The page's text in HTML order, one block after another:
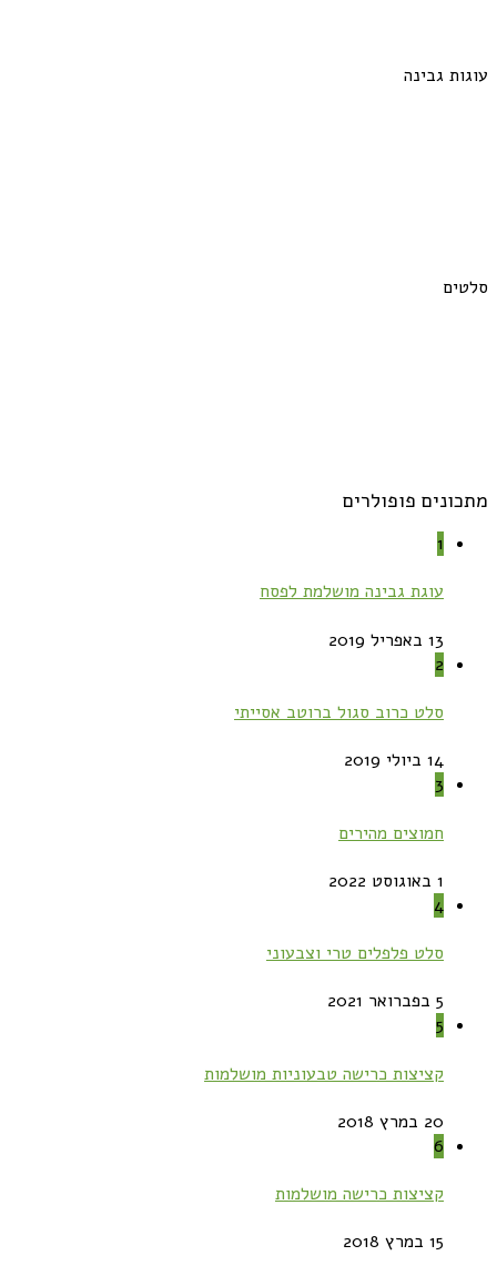
עוגות גבינה
סלטים
מתכונים פופולרים
1
עוגת גבינה מושלמת לפסח
13 באפריל 2019
2
סלט כרוב סגול ברוטב אסייתי
14 ביולי 2019
3
חמוצים מהירים
1 באוגוסט 2022
4
סלט פלפלים טרי וצבעוני
5 בפברואר 2021
5
קציצות כרישה טבעוניות מושלמות
20 במרץ 2018
6
קציצות כרישה מושלמות
15 במרץ 2018